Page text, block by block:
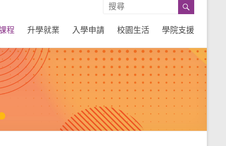
程 升學就業 入學申請 校園生活 學院支援